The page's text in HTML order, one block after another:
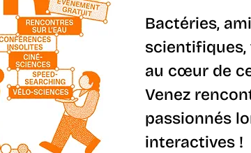
Bactéries,
au cœur de
Venez
passionnés
interactives !